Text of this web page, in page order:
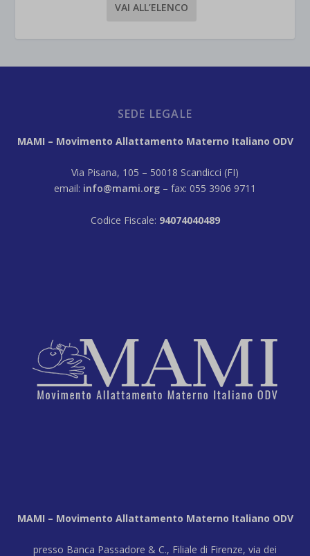
VAI ALL’ELENCO
SEDE LEGALE
MAMI – Movimento Allattamento Materno Italiano ODV
Via Pisana, 105 – 50018 Scandicci (FI)
email: info@mami.org – fax: 055 3906 9711
Codice Fiscale: 94074040489
MAMI – Movimento Allattamento Materno Italiano ODV
presso Banca Passadore & C., Filiale di Firenze, via dei